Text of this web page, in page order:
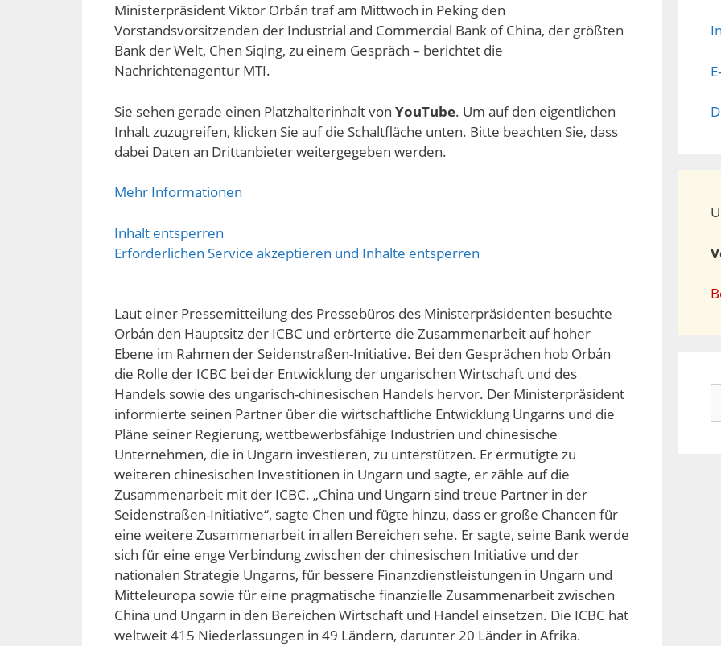
Ministerpräsident Viktor Orbán traf am Mittwoch in Peking den
Vorstandsvorsitzenden der Industrial and Commercial Bank of China, der größten
Bank der Welt, Chen Siqing, zu einem Gespräch – berichtet die
Nachrichtenagentur MTI.
Sie sehen gerade einen Platzhalterinhalt von YouTube. Um auf den eigentlichen
Inhalt zuzugreifen, klicken Sie auf die Schaltfläche unten. Bitte beachten Sie, dass
dabei Daten an Drittanbieter weitergegeben werden.
Mehr Informationen
Inhalt entsperren
Erforderlichen Service akzeptieren und Inhalte entsperren
Laut einer Pressemitteilung des Pressebüros des Ministerpräsidenten besuchte
Orbán den Hauptsitz der ICBC und erörterte die Zusammenarbeit auf hoher
Ebene im Rahmen der Seidenstraßen-Initiative. Bei den Gesprächen hob Orbán
die Rolle der ICBC bei der Entwicklung der ungarischen Wirtschaft und des
Handels sowie des ungarisch-chinesischen Handels hervor. Der Ministerpräsident
informierte seinen Partner über die wirtschaftliche Entwicklung Ungarns und die
Pläne seiner Regierung, wettbewerbsfähige Industrien und chinesische
Unternehmen, die in Ungarn investieren, zu unterstützen. Er ermutigte zu
weiteren chinesischen Investitionen in Ungarn und sagte, er zähle auf die
Zusammenarbeit mit der ICBC. „China und Ungarn sind treue Partner in der
Seidenstraßen-Initiative“, sagte Chen und fügte hinzu, dass er große Chancen für
eine weitere Zusammenarbeit in allen Bereichen sehe. Er sagte, seine Bank werde
sich für eine enge Verbindung zwischen der chinesischen Initiative und der
nationalen Strategie Ungarns, für bessere Finanzdienstleistungen in Ungarn und
Mitteleuropa sowie für eine pragmatische finanzielle Zusammenarbeit zwischen
China und Ungarn in den Bereichen Wirtschaft und Handel einsetzen. Die ICBC hat
weltweit 415 Niederlassungen in 49 Ländern, darunter 20 Länder in Afrika.